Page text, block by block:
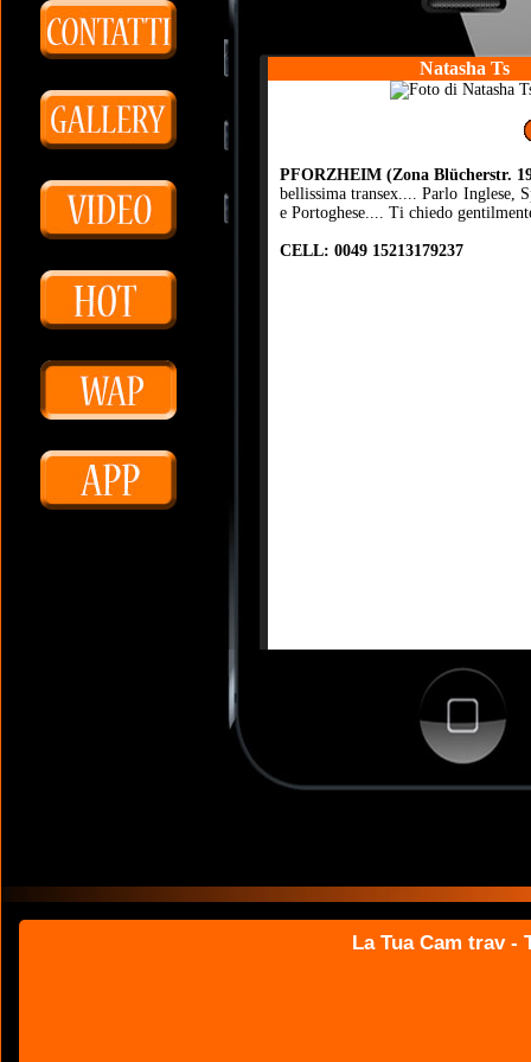
Natasha Ts
PFORZHEIM (Zona Blücherstr.
bellissima transex.... Parlo Inglese,
e Portoghese.... Ti chiedo
CELL: 0049 15213179237
La Tua Cam trav -